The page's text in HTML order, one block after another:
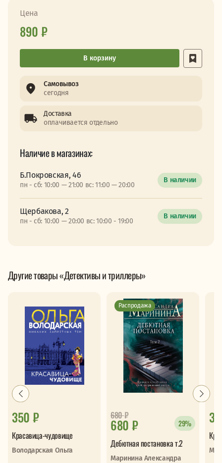
Цена
890 ₽
В корзину
Самовывоз
сегодня
Доставка
оплачивается отдельно
Наличие в магазинах:
Б.Покровская, 46
пн - сб: 10:00 — 21:00 вс: 11:00 — 20:00
В наличии
Щербакова, 2
пн - сб: 10:00 — 20:00 вс: 10:00 - 19:00
В наличии
Другие товары «Детективы и триллеры»
350 ₽
Красавица-чудовище
Володарская Ольга
Распродажа
680 ₽
680₽
29%
Дебютная постановка т.2
Маринина Александра